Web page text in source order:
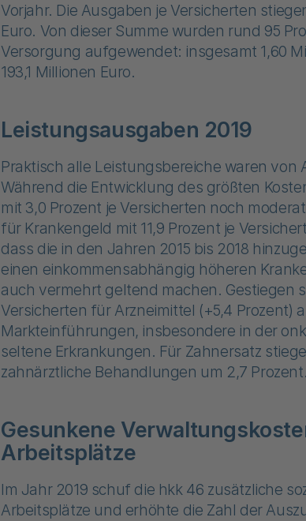
Vorjahr. Die Ausgaben je Versicherten
Euro. Von dieser Summe wurden rund 95
Versorgung aufgewendet: insgesamt 1,60
193,1 Millionen Euro.
Leistungsausgaben 2019
Praktisch alle Leistungsbereiche waren
Während die Entwicklung des größten
mit 3,0 Prozent je Versicherten noch
für Krankengeld mit 11,9 Prozent je
dass die in den Jahren 2015 bis 2018
einen einkommensabhängig höheren
auch vermehrt geltend machen. Gestiegen
Versicherten für Arzneimittel (+5,4 Prozent)
Markteinführungen, insbesondere in der
seltene Erkrankungen. Für Zahnersatz
zahnärztliche Behandlungen um 2,7 Prozent.
Gesunkene
Arbeitsplätze
Im Jahr 2019 schuf die hkk 46 zusätzliche
Arbeitsplätze und erhöhte die Zahl der